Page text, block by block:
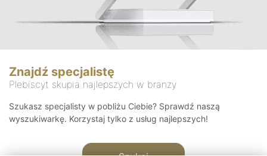
Znajdź specjalistę
Plebiscyt skupia najlepszych w branży
Szukasz specjalisty w pobliżu Ciebie? Sprawdź naszą
wyszukiwarkę. Korzystaj tylko z usług najlepszych!